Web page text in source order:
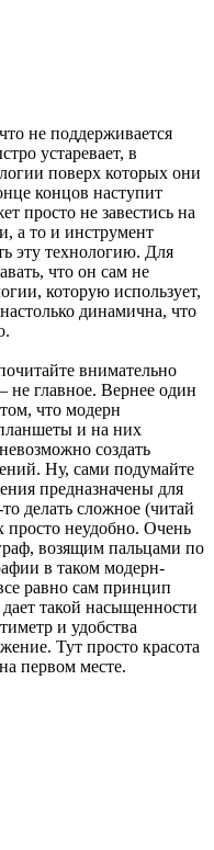
не поддерживается
устаревает, в
поверх которых они
концов наступит
просто не завестись на
а то и инструмент
эту технологию. Для
что он сам не
которую использует,
динамична, что
внимательно
главное. Вернее один
что модерн
и на них
создать
Ну, сами подумайте
предназначены для
сложное (читай
неудобно. Очень
возящим пальцами по
в таком модерн-
равно сам принцип
такой насыщенности
и удобства
Тут просто красота
первом месте.